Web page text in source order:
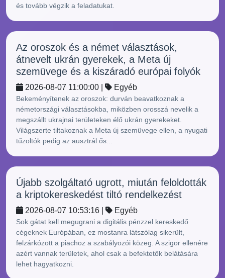
és tovább végzik a feladatukat.
Az oroszok és a német választások,
átnevelt ukrán gyerekek, a Meta új
szemüvege és a kiszáradó európai folyók
2026-08-07 11:00:00 | Egyéb
Bekeményítenek az oroszok: durván beavatkoznak a
németországi választásokba, miközben orosszá nevelik a
megszállt ukrajnai területeken élő ukrán gyerekeket.
Világszerte tiltakoznak a Meta új szemüvege ellen, a nyugati
tűzoltók pedig az ausztrál ős...
Újabb szolgáltató ugrott, miután feloldották
a kriptokereskedést tiltó rendelkezést
2026-08-07 10:53:16 | Egyéb
Sok gátat kell megugrani a digitális pénzzel kereskedő
cégeknek Európában, ez mostanra látszólag sikerült,
felzárkózott a piachoz a szabályozói közeg. A szigor ellenére
azért vannak területek, ahol csak a befektetők belátására
lehet hagyatkozni.